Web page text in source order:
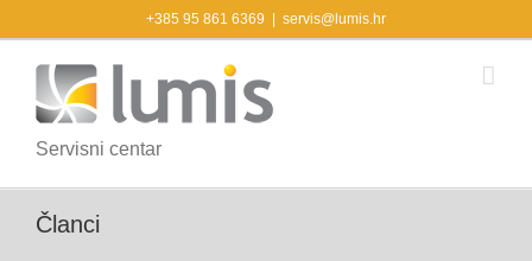
to
content
+385 95 861 6369 servis@lumis.hr
Servisni centar
Članci